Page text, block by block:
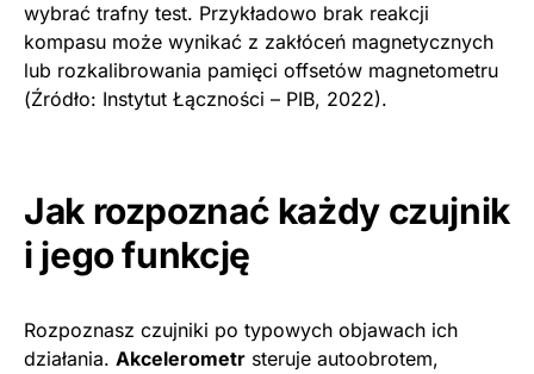
wybrać trafny test. Przykładowo brak reakcji
kompasu może wynikać z zakłóceń magnetycznych
lub rozkalibrowania pamięci offsetów magnetometru
(Źródło: Instytut Łączności – PIB, 2022).
Jak rozpoznać każdy czujnik
i jego funkcję
Rozpoznasz czujniki po typowych objawach ich
działania. Akcelerometr steruje autoobrotem,